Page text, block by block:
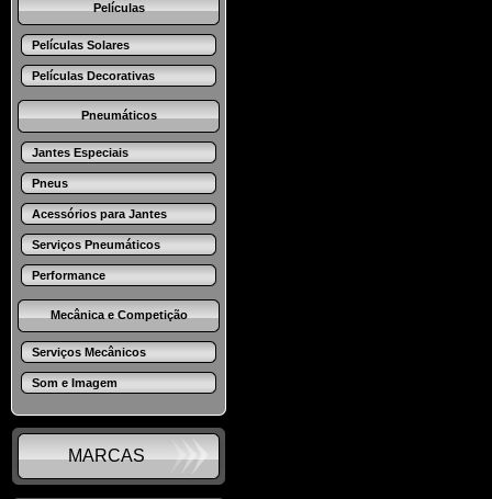
Películas
Películas Solares
Películas Decorativas
Pneumáticos
Jantes Especiais
Pneus
Acessórios para Jantes
Serviços Pneumáticos
Performance
Mecânica e Competição
Serviços Mecânicos
Som e Imagem
MARCAS